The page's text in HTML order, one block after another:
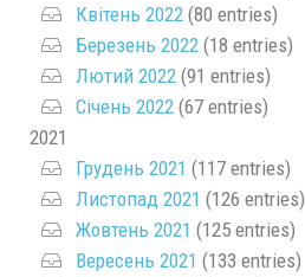
Квітень 2022 (80 entries)
Березень 2022 (18 entries)
Лютий 2022 (91 entries)
Січень 2022 (67 entries)
2021
Грудень 2021 (117 entries)
Листопад 2021 (126 entries)
Жовтень 2021 (125 entries)
Вересень 2021 (133 entries)